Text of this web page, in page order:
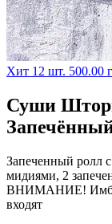
Хит 12 шт. 500.00
Суши
Запеченный ролл
мидиями, 2
ВНИМАНИЕ!
входят